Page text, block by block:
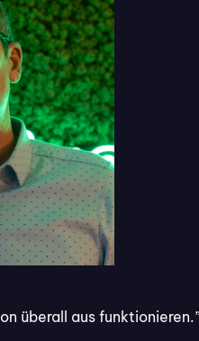
überall aus